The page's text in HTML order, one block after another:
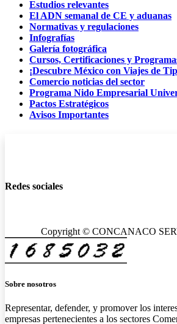
Estudios relevantes
El ADN semanal de CE y aduanas
Normativas y regulaciones
Infografías
Galería fotográfica
Cursos, Certificaciones y
¡Descubre México con Viajes de
Comercio noticias del sector
Programa Nido Empresarial
Pactos Estratégicos
Avisos Importantes
Redes sociales
Copyright © CONCANACO
Sobre nosotros
Representar, defender, y promover los
empresas pertenecientes a los sectores